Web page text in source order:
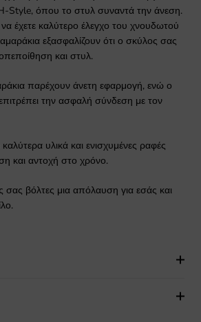
Style, όπου το στυλ συναντά την άνεση.
έχετε καλύτερο έλεγχο του χνουδωτού
εξασφαλίζουν ότι ο σκύλος σας
και στυλ.
παρέχουν άνετη εφαρμογή, ενώ ο
την ασφαλή σύνδεση με τον
υλικά και ενισχυμένες ραφές
και αντοχή στο χρόνο.
σας βόλτες μια απόλαυση για εσάς και